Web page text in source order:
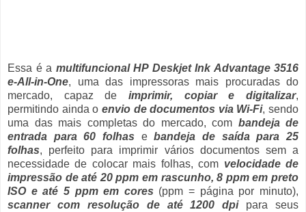
Essa é a multifuncional HP Deskjet Ink Advantage 3516
e-All-in-One, uma das impressoras mais procuradas do
mercado, capaz de imprimir, copiar e digitalizar,
permitindo ainda o envio de documentos via Wi-Fi, sendo
uma das mais completas do mercado, com bandeja de
entrada para 60 folhas ebandeja de saída para 25
folhas, perfeito para imprimir vários documentos sem a
necessidade de colocar mais folhas, com velocidade de
impressão de até 20 ppm em rascunho, 8 ppm em preto
ISO e até 5 ppm em cores (ppm = página por minuto),
scanner com resolução de até 1200 dpipara seus